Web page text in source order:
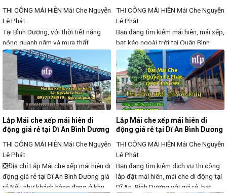
THI CÔNG MÁI HIÊN Mái Che Nguyễn
Lê Phát
Tại Bình Dương, với thời tiết nắng
nóng quanh năm và mưa thất
thường, mái hiên, mái xếp, bạt kéo
lượn sóng là giải pháp hiệu quả giúp
che nắng, che mưa, bảo vệ không
gian ngoài trời mà vẫn đảm bảo tính
thẩm mỹ và sự thoáng mát. Chúng
tôi chuyên cung cấp và
THI CÔNG MÁI HIÊN Mái Che Nguyễn
Lê Phát
Bạn đang tìm kiếm mái hiên, mái xếp,
bạt kéo ngoài trời tại Quận Bình
Thạnh với giá rẻ, chất lượng cao, độ
bền lâu dài? Chúng tôi cung cấp giải
pháp che nắng, che mưa hiệu quả,
phù hợp với nhà ở, quán cà phê, nhà
hàng, sân vườn, ban công, cửa hàng
kinh
Lắp Mái che xếp mái hiên di
động giá rẻ tại Dĩ An Bình Dương
THI CÔNG MÁI HIÊN Mái Che Nguyễn
Lê Phát
❎Địa chỉ Lắp Mái che xếp mái hiên di
động giá rẻ tại Dĩ An Bình Dương giá
rẻ Nếu như khách hàng đang ở khu
Lắp Mái che xếp mái hiên di
động giá rẻ tại Dĩ An Bình Dương
THI CÔNG MÁI HIÊN Mái Che Nguyễn
Lê Phát
Bạn đang tìm kiếm dịch vụ thi công
lắp đặt mái hiên, mái che di động tại
Dĩ An, Bình Dương với giá rẻ, bạt